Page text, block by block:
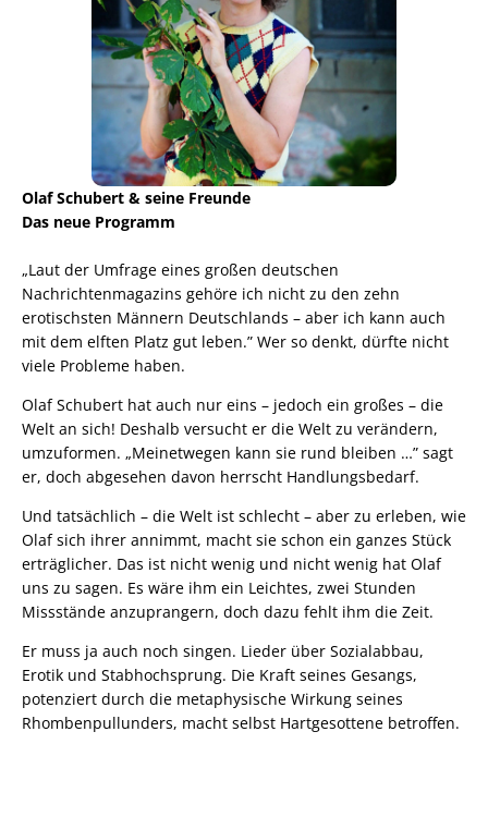
Olaf Schubert & seine Freunde
Das neue Programm
„Laut der Umfrage eines großen deutschen
Nachrichtenmagazins gehöre ich nicht zu den zehn
erotischsten Männern Deutschlands – aber ich kann auch
mit dem elften Platz gut leben.” Wer so denkt, dürfte nicht
viele Probleme haben.
Olaf Schubert hat auch nur eins – jedoch ein großes – die
Welt an sich! Deshalb versucht er die Welt zu verändern,
umzuformen. „Meinetwegen kann sie rund bleiben …” sagt
er, doch abgesehen davon herrscht Handlungsbedarf.
Und tatsächlich – die Welt ist schlecht – aber zu erleben, wie
Olaf sich ihrer annimmt, macht sie schon ein ganzes Stück
erträglicher. Das ist nicht wenig und nicht wenig hat Olaf
uns zu sagen. Es wäre ihm ein Leichtes, zwei Stunden
Missstände anzuprangern, doch dazu fehlt ihm die Zeit.
Er muss ja auch noch singen. Lieder über Sozialabbau,
Erotik und Stabhochsprung. Die Kraft seines Gesangs,
potenziert durch die metaphysische Wirkung seines
Rhombenpullunders, macht selbst Hartgesottene betroffen.